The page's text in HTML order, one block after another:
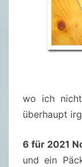
wo ich
überhaupt
6 für 2021
und ein